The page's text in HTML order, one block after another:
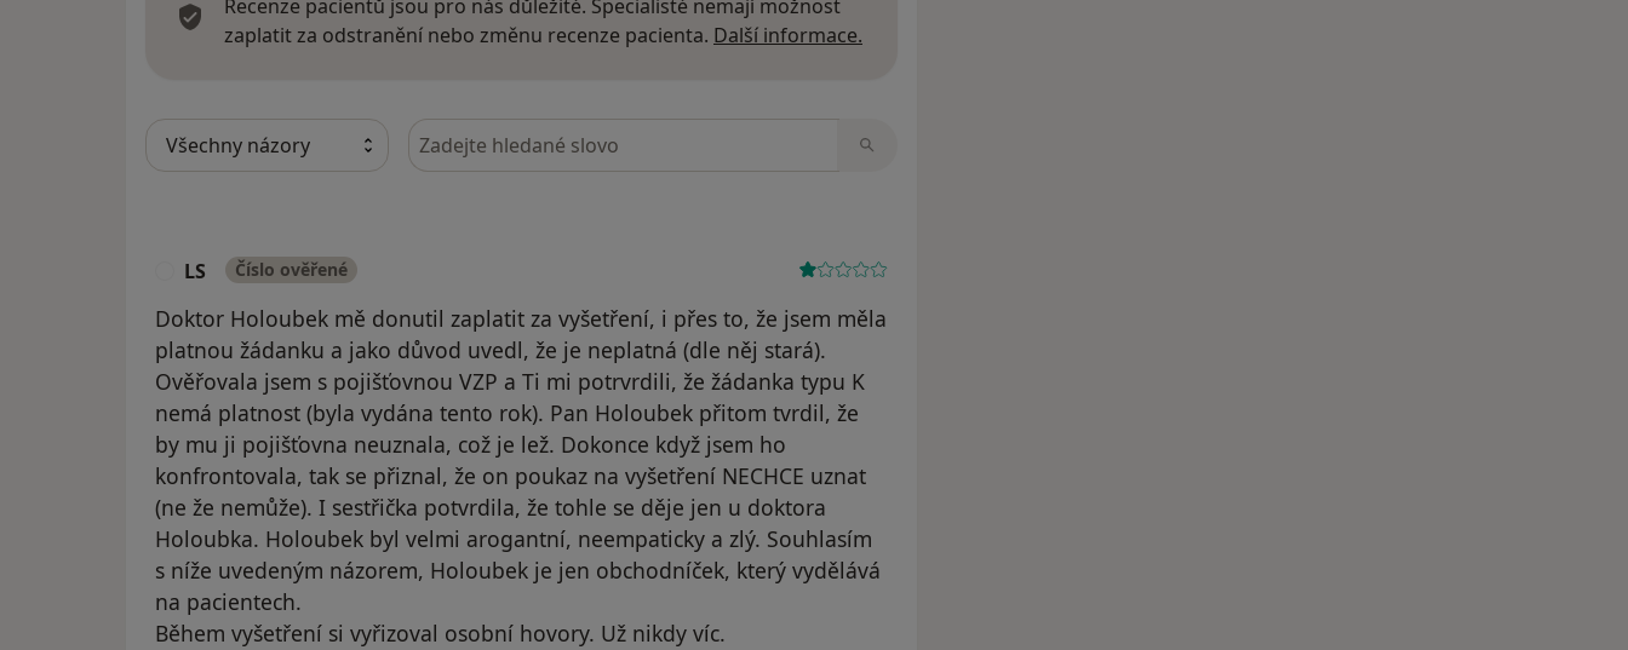
Recenze pacientů jsou pro nás důležité. Specialisté nemají možnost
zaplatit za odstranění nebo změnu recenze pacienta. Další informace.
Hledejte v názorech
LS Číslo ověřené
Doktor Holoubek mě donutil zaplatit za vyšetření, i přes to, že jsem měla
platnou žádanku a jako důvod uvedl, že je neplatná (dle něj stará).
Ověřovala jsem s pojišťovnou VZP a Ti mi potrvrdili, že žádanka typu K
nemá platnost (byla vydána tento rok). Pan Holoubek přitom tvrdil, že
by mu ji pojišťovna neuznala, což je lež. Dokonce když jsem ho
konfrontovala, tak se přiznal, že on poukaz na vyšetření NECHCE uznat
(ne že nemůže). I sestřička potvrdila, že tohle se děje jen u doktora
Holoubka. Holoubek byl velmi arogantní, neempaticky a zlý. Souhlasím
s níže uvedeným názorem, Holoubek je jen obchodníček, který vydělává
na pacientech.
Během vyšetření si vyřizoval osobní hovory. Už nikdy víc.